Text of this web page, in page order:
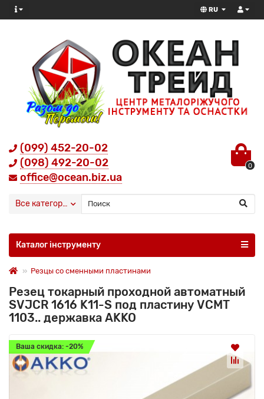
RU
(099) 452-20-02
(098) 492-20-02
office@ocean.biz.ua
0
Все категории
Каталог інструменту
Резцы со сменными пластинами
Резец токарный проходной автоматный
SVJCR 1616 K11-S под пластину VCMT
1103.. державка AKKO
Ваша скидка: -20%